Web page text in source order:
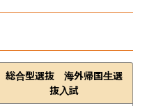
総合型選抜 海外帰国生選
抜入試